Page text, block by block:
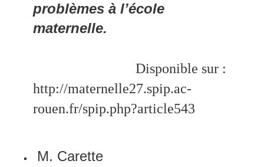
problèmes à l’école
maternelle.
Disponible sur :
http://maternelle27.spip.ac-
rouen.fr/spip.php?article543
M. Carette